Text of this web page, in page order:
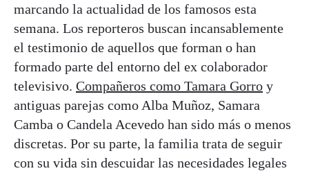
marcando la actualidad de los famosos esta
semana. Los reporteros buscan incansablemente
el testimonio de aquellos que forman o han
formado parte del entorno del ex colaborador
televisivo. Compañeros como Tamara Gorro y
antiguas parejas como Alba Muñoz, Samara
Camba o Candela Acevedo han sido más o menos
discretas. Por su parte, la familia trata de seguir
con su vida sin descuidar las necesidades legales